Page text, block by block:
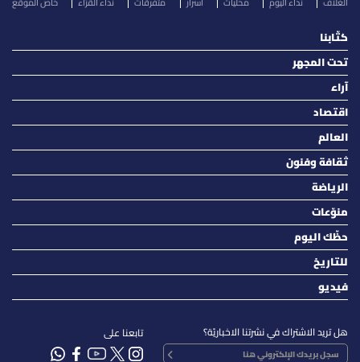
كتّابنا
تحت المجهر
آراء
اقتصاد
العالم
ثقافة وفنون
الرياضة
منوّعات
حظّك اليوم
للتاريخ
فيديو
هل تريد الاشتراك في نشرتنا الاخباريّة؟ تابعنا على